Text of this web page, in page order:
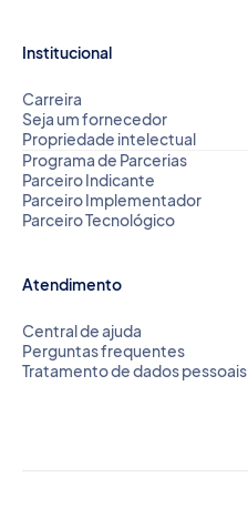
Institucional
Carreira
Seja um fornecedor
Propriedade intelectual
Programa de Parcerias
Parceiro Indicante
Parceiro Implementador
Parceiro Tecnológico
Atendimento
Central de ajuda
Perguntas frequentes
Tratamento de dados pessoais